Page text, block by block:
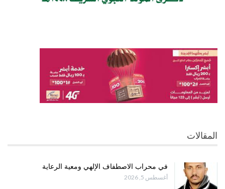
المقالات
في محراب الاصطفاف الإلهي ومعية الرعاية
أغسطس 5, 2026